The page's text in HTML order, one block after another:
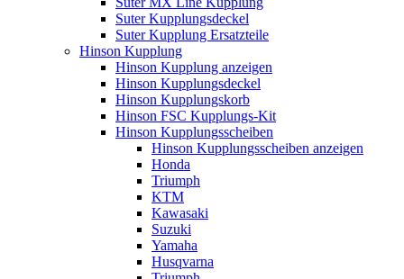
Suter Kupplungsdeckel
Suter Kupplung Ersatzteile
Hinson Kupplung
Hinson Kupplung anzeigen
Hinson Kupplungsdeckel
Hinson Kupplungskorb
Hinson FSC Kupplungs-Kit
Hinson Kupplungsscheiben
Hinson Kupplungsscheiben anzeigen
Honda
Triumph
KTM
Kawasaki
Suzuki
Yamaha
Husqvarna